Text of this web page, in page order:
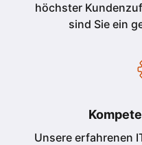
höchster
sind Sie ein
Unsere erfahrenen